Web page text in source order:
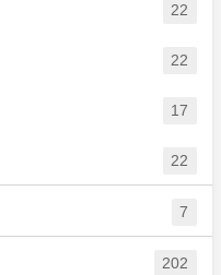
22
22
17
22
7
202